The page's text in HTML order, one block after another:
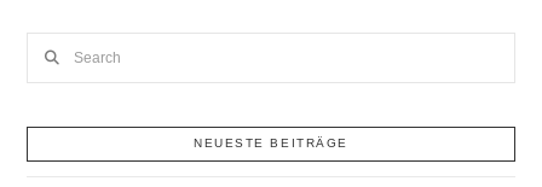
NEUESTE BEITRÄGE